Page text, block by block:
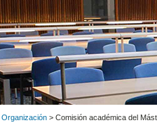
Organización > Comisión académica del